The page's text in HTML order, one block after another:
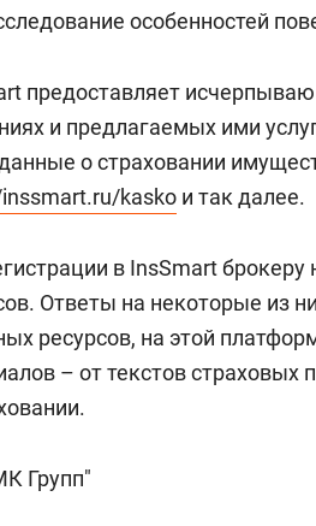
особенностей
предоставляет
и предлагаемых ими
о страховании
kasko и так далее.
в InsSmart
Ответы на некоторые из
ресурсов, на этой
– от текстов
Групп"